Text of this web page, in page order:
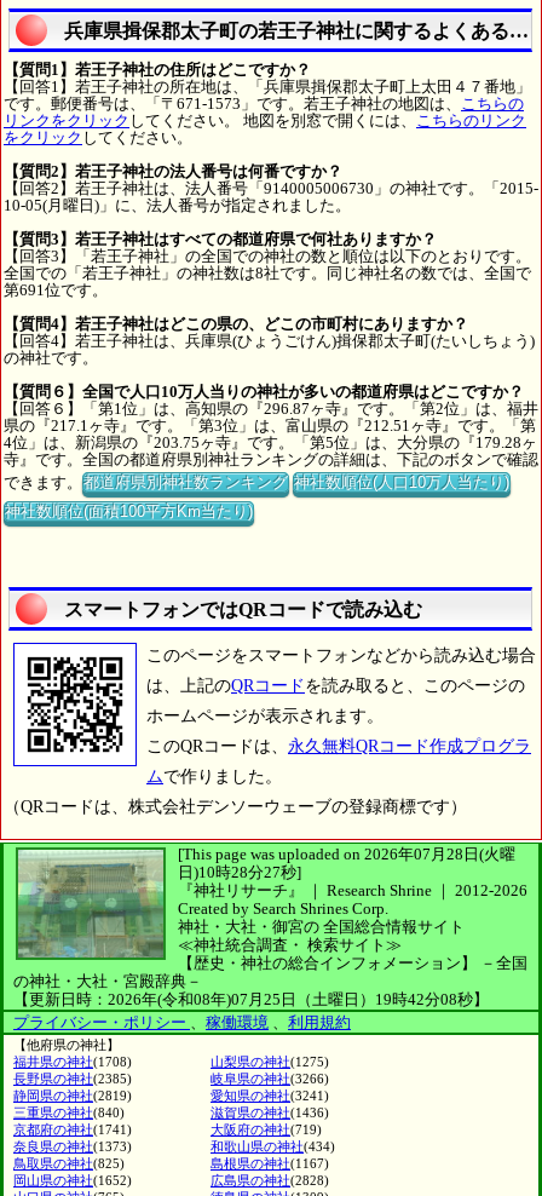
兵庫県揖保郡太子町の若王子神社に関するよくある質
【質問1】若王子神社の住所はどこですか？
【回答1】若王子神社の所在地は、「兵庫県揖保郡太子町上太田４７番地」
です。郵便番号は、「〒671-1573」です。若王子神社の地図は、 こちらの
リンクをクリック してください。 地図を別窓で開くには、 こちらのリンク
をクリック してください。
【質問2】若王子神社の法人番号は何番ですか？
【回答2】若王子神社は、法人番号「9140005006730」の神社です。「2015-
10-05(月曜日)」に、法人番号が指定されました。
【質問3】若王子神社はすべての都道府県で何社ありますか？
【回答3】「若王子神社」の全国での神社の数と順位は以下のとおりです。
全国での「若王子神社」の神社数は8社です。同じ神社名の数では、全国で
第691位です。
【質問4】若王子神社はどこの県の、どこの市町村にありますか？
【回答4】若王子神社は、兵庫県(ひょうごけん)揖保郡太子町(たいしちょう)
の神社です。
【質問６】全国で人口10万人当りの神社が多いの都道府県はどこですか？
【回答６】「第1位」は、高知県の『296.87ヶ寺』です。「第2位」は、福井
県の『217.1ヶ寺』です。「第3位」は、富山県の『212.51ヶ寺』です。「第
4位」は、新潟県の『203.75ヶ寺』です。「第5位」は、大分県の『179.28ヶ
寺』です。全国の都道府県別神社ランキングの詳細は、下記のボタンで確認
できます。都道府県別神社数ランキング 神社数順位(人口10万人当たり)
神社数順位(面積100平方Km当たり)
スマートフォンではQRコードで読み込む
このページをスマートフォンなどから読み込む場合
は、上記のQRコード を読み取ると、このページの
ホームページが表示されます。
このQRコードは、 永久無料QRコード作成プログラ
ムで作りました。
（QRコードは、株式会社デンソーウェーブの登録商標です）
[This page was uploaded on 2026年07月28日(火曜
日)10時28分27秒]
『神社リサーチ』 ｜ Research Shrine ｜ 2012-2026
Created by Search Shrines Corp.
神社・大社・御宮の 全国総合情報サイト
≪神社統合調査・ 検索サイト≫
【歴史・神社の総合インフォメーション】
－全国
の神社・大社・宮殿辞典－
【更新日時：2026年(令和08年)07月25日（土曜日）19時42分08秒】
プライバシー・ポリシー 、 稼働環境 、 利用規約
【他府県の神社】
福井県の神社(1708) 山梨県の神社(1275)
長野県の神社(2385) 岐阜県の神社(3266)
静岡県の神社(2819) 愛知県の神社(3241)
三重県の神社(840) 滋賀県の神社(1436)
京都府の神社(1741) 大阪府の神社(719)
奈良県の神社(1373) 和歌山県の神社(434)
鳥取県の神社(825) 島根県の神社(1167)
岡山県の神社(1652) 広島県の神社(2828)